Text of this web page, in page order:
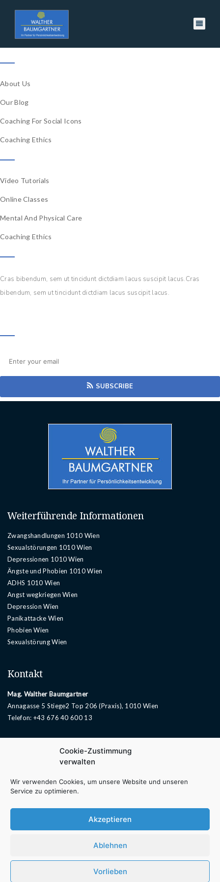
Cookie-Zustimmung
verwalten
Wir verwenden Cookies, um unsere Website und unseren
Service zu optimieren.
Akzeptieren
Ablehnen
Vorlieben
About Us
Our Blog
Coaching For Social Icons
Coaching Ethics
Video Tutorials
Online Classes
Mental And Physical Care
Coaching Ethics
Cras bibendum, sem ut tincidunt dictdiam lacus suscipit lacus.Cras
bibendum, sem ut tincidunt dictdiam lacus suscipit lacus.
SUBSCRIBE
Weiterführende Informationen
Zwangshandlungen 1010 Wien
Sexualstörungen 1010 Wien
Depressionen 1010 Wien
Ängste und Phobien 1010 Wien
ADHS 1010 Wien
Angst wegkriegen Wien
Depression Wien
Panikattacke Wien
Phobien Wien
Sexualstörung Wien
Kontakt
Mag. Walther Baumgartner
Annagasse 5 Stiege2 Top 206 (Praxis), 1010 Wien
Telefon: +43 676 40 600 13
Rechtliche Angaben
AGB B2C
Widerrufsformular
Datenschutzerklärung